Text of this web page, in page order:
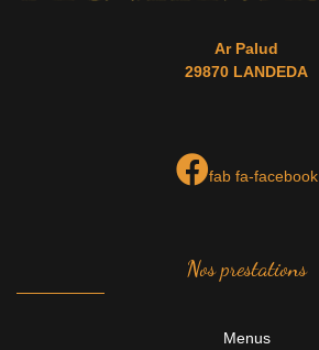
Ar Palud
29870 LANDEDA
fab fa-facebook
Nos prestations
Menus